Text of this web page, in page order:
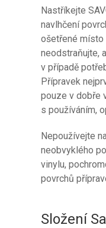
Nastříkejte
navlhčení
ošetřené místo
neodstraňujte,
v případě
Přípravek
pouze v dobře
s používáním,
Nepoužívejte
neobvyklého
vinylu,
povrchů
Složení